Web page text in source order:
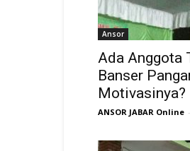
Ansor
Ada Anggota
Banser
Motivasinya?
ANSOR JABAR Online -